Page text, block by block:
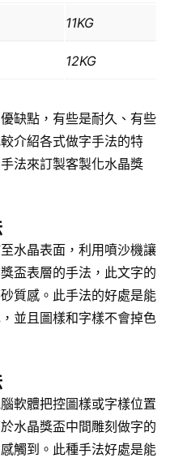
11KG
12KG
缺點，有些是耐久、有些
介紹各式做字手法的特
法來訂製客製化水晶獎
水晶表面，利用噴沙機讓
盃表層的手法，此文字的
質感。此手法的好處是能
並且圖樣和字樣不會掉色
軟體把控圖樣或字樣位置
水晶獎盃中間雕刻做字的
觸到。此種手法好處是能